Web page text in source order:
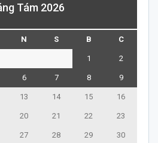
Tám 2026
N S B C
1 2
6 7 8 9
13 14 15 16
20 21 22 23
27 28 29 30